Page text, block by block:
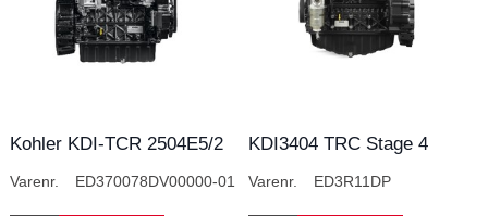
Kohler KDI-TCR 2504E5/2
Varenr. ED370078DV00000-01
KDI3404 TRC Stage 4
Varenr. ED3R11DP